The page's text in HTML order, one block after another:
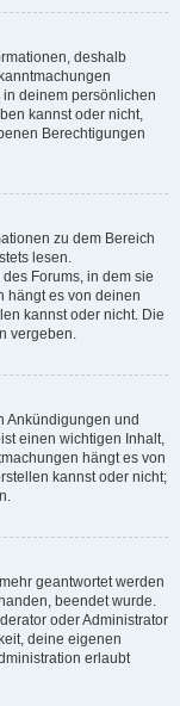
deshalb
deinem persönlichen
kannst oder nicht,
Berechtigungen
zu dem Bereich
lesen.
Forums, in dem sie
hängt es von deinen
kannst oder nicht. Die
vergeben.
Ankündigungen und
einen wichtigen Inhalt,
hängt es von
kannst oder nicht;
geantwortet werden
beendet wurde.
oder Administrator
deine eigenen
erlaubt